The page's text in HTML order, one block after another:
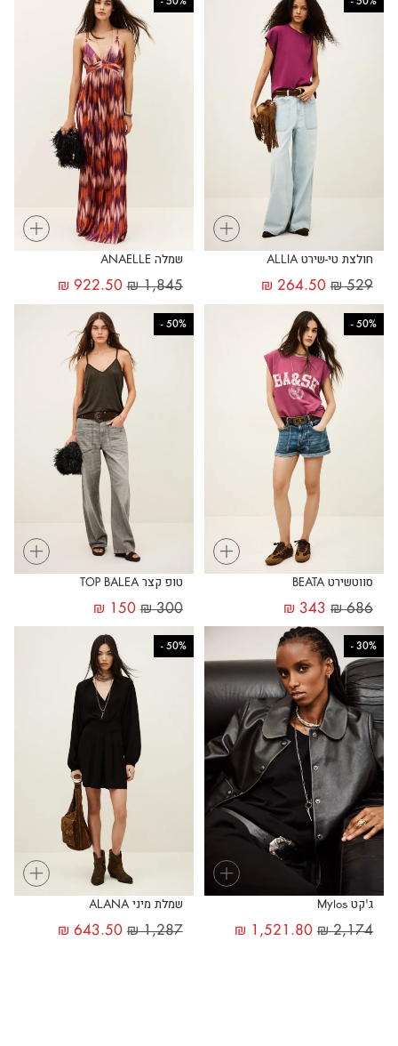
+
חולצת טי-שירט ALLIA
₪529
₪ 264.50
+
שמלה ANAELLE
₪1,845
₪ 922.50
+
50%
-
סווטשירט BEATA
₪686
₪ 343
+
50%
-
טופ קצר TOP BALEA
₪300
₪ 150
+
30%
-
ג'קט Mylos
₪2,174
₪ 1,521.80
+
50%
-
שמלת מיני ALANA
₪1,287
₪ 643.50